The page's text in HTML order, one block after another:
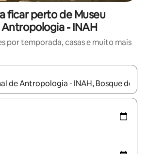
ficar perto de Museu
- INAH
por temporada, casas e muito mais
estiverem disponíveis, explore-os